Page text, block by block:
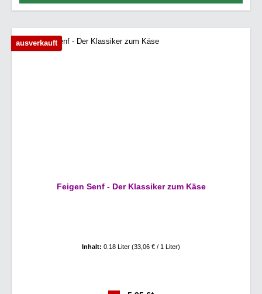
ausverkauft
Feigen Senf - Der Klassiker zum Käse
Inhalt: 0.18 Liter (33,06 € / 1 Liter)